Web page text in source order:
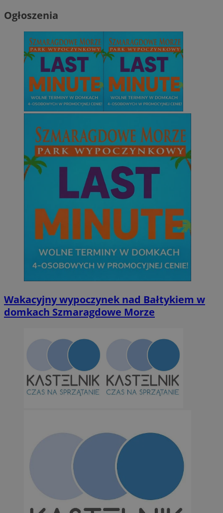
Ogłoszenia
Wakacyjny wypoczynek nad Bałtykiem w
domkach Szmaragdowe Morze